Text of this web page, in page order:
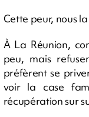
Cette peur, nous
À La Réunion,
peu, mais
préfèrent se
voir la case
récupération sur